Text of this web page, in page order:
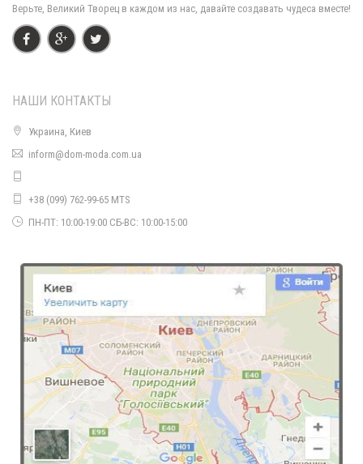
Стильный теплый гольф большого размера
Стильный женский гольф со змейкой
840.00грн.
Верьте, Великий Творец в каждом из нас, давайте создавать чудеса вместе!
НАШИ КОНТАКТЫ
Украина, Киев
inform@dom-moda.com.ua
+38 (099) 762-99-65 MTS
ПН-ПТ: 10:00-19:00 СБ-ВС: 10:00-15:00